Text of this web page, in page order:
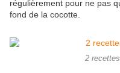
régulièrement pour ne pas
fond de la cocotte.
2